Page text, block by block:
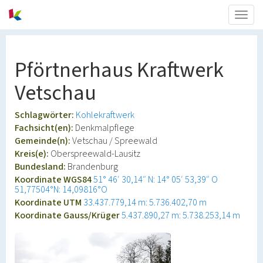
Pförtnerhaus Kraftwerk
Vetschau
Schlagwörter: Kohlekraftwerk
Fachsicht(en): Denkmalpflege
Gemeinde(n):Vetschau / Spreewald
Kreis(e): Oberspreewald-Lausitz
Bundesland: Brandenburg
Koordinate WGS8451° 46′ 30,14″ N: 14° 05′ 53,39″ O
51,77504°N: 14,09816°O
Koordinate UTM 33.437.779,14 m: 5.736.402,70 m
Koordinate Gauss/Krüger5.437.890,27 m: 5.738.253,14 m